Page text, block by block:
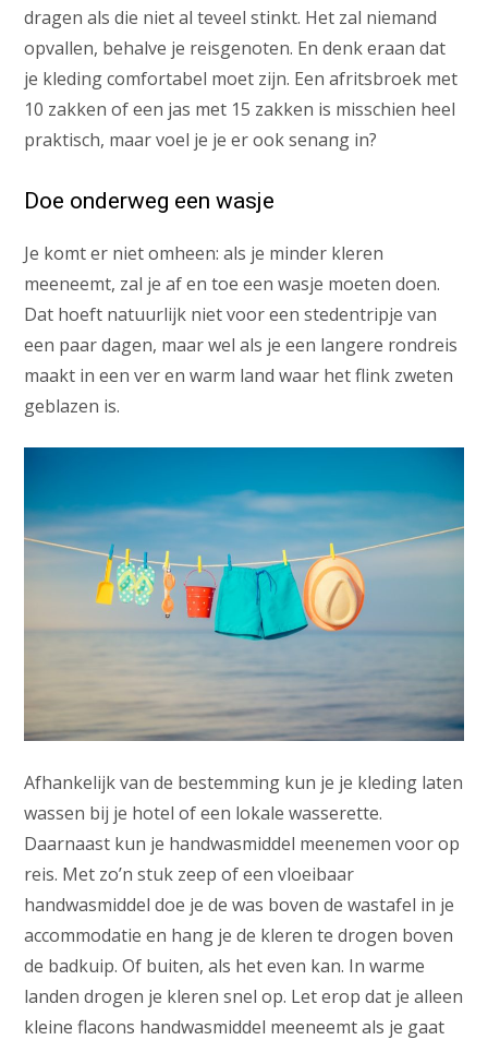
dragen als die niet al teveel stinkt. Het zal niemand
opvallen, behalve je reisgenoten. En denk eraan dat
je kleding comfortabel moet zijn. Een afritsbroek met
10 zakken of een jas met 15 zakken is misschien heel
praktisch, maar voel je je er ook senang in?
Doe onderweg een wasje
Je komt er niet omheen: als je minder kleren
meeneemt, zal je af en toe een wasje moeten doen.
Dat hoeft natuurlijk niet voor een stedentripje van
een paar dagen, maar wel als je een langere rondreis
maakt in een ver en warm land waar het flink zweten
geblazen is.
Afhankelijk van de bestemming kun je je kleding laten
wassen bij je hotel of een lokale wasserette.
Daarnaast kun je handwasmiddel meenemen voor op
reis. Met zo’n stuk zeep of een vloeibaar
handwasmiddel doe je de was boven de wastafel in je
accommodatie en hang je de kleren te drogen boven
de badkuip. Of buiten, als het even kan. In warme
landen drogen je kleren snel op. Let erop dat je alleen
kleine flacons handwasmiddel meeneemt als je gaat